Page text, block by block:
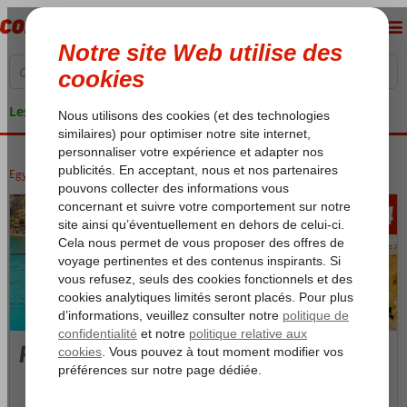
Les garanties de vacances
Egypte Mer Rouge Sharm el Sheikh Ras Um El Sid
àpd 434
Ras Um El Sid